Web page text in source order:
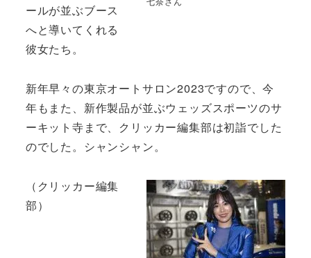
ールが並ぶブース
へと導いてくれる
彼女たち。
新年早々の東京オートサロン2023ですので、今
年もまた、新作製品が並ぶウェッズスポーツのサ
ーキット寺まで、クリッカー編集部は初詣でした
のでした。シャンシャン。
（クリッカー編集
部）